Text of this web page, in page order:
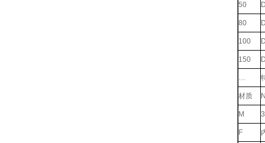
50
80
100
150
…
材质
M
F